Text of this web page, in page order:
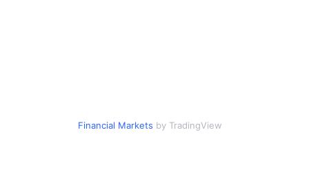
Financial Markets by TradingView